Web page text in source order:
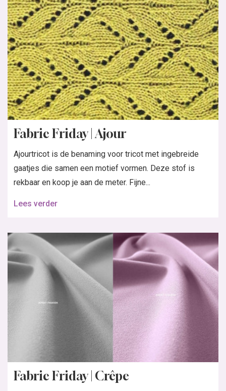
Fabric Friday | Ajour
Ajourtricot is de benaming voor tricot met ingebreide
gaatjes die samen een motief vormen. Deze stof is
rekbaar en koop je aan de meter. Fijne...
Lees verder
Fabric Friday | Crêpe